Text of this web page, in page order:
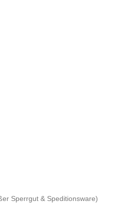
Sperrgut & Speditionsware)